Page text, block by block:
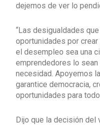
dejemos de ver lo
“Las desigualdades
oportunidades por
el desempleo sea una
emprendedores lo
necesidad. Apoyemos
garantice democracia,
oportunidades para
Dijo que la decisión del